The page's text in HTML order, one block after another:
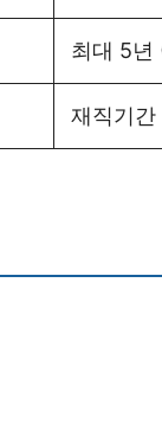
최대 5년
재직기간